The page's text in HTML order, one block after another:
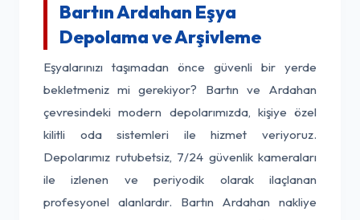
Bartın Ardahan Eşya
Depolama ve Arşivleme
Eşyalarınızı taşımadan önce güvenli bir yerde
bekletmeniz mi gerekiyor? Bartın ve Ardahan
çevresindeki modern depolarımızda, kişiye özel
kilitli oda sistemleri ile hizmet veriyoruz.
Depolarımız rutubetsiz, 7/24 güvenlik kameraları
ile izlenen ve periyodik olarak ilaçlanan
profesyonel alanlardır. Bartın Ardahan nakliye